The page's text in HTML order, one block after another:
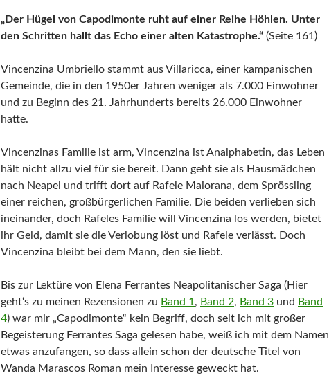
„Der Hügel von Capodimonte ruht auf einer Reihe Höhlen. Unter
den Schritten hallt das Echo einer alten Katastrophe.“ (Seite 161)
Vincenzina Umbriello stammt aus Villaricca, einer kampanischen
Gemeinde, die in den 1950er Jahren weniger als 7.000 Einwohner
und zu Beginn des 21. Jahrhunderts bereits 26.000 Einwohner
hatte.
Vincenzinas Familie ist arm, Vincenzina ist Analphabetin, das Leben
hält nicht allzu viel für sie bereit. Dann geht sie als Hausmädchen
nach Neapel und trifft dort auf Rafele Maiorana, dem Sprössling
einer reichen, großbürgerlichen Familie. Die beiden verlieben sich
ineinander, doch Rafeles Familie will Vincenzina los werden, bietet
ihr Geld, damit sie die Verlobung löst und Rafele verlässt. Doch
Vincenzina bleibt bei dem Mann, den sie liebt.
Bis zur Lektüre von Elena Ferrantes Neapolitanischer Saga (Hier
geht‘s zu meinen Rezensionen zu Band 1 , Band 2, Band 3 und Band
4) war mir „Capodimonte“ kein Begriff, doch seit ich mit großer
Begeisterung Ferrantes Saga gelesen habe, weiß ich mit dem Namen
etwas anzufangen, so dass allein schon der deutsche Titel von
Wanda Marascos Roman mein Interesse geweckt hat.